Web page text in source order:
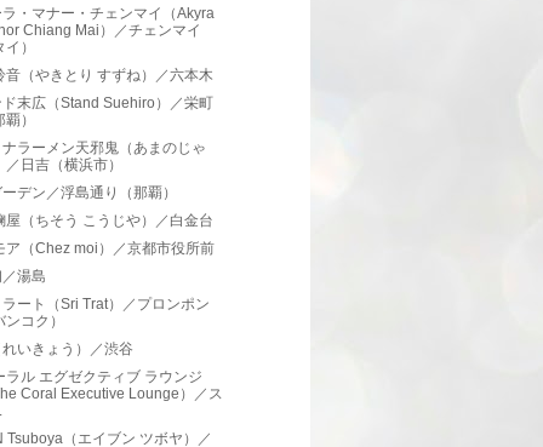
・マナー・チェンマイ（Akyra
Chiang Mai）／チェンマイ
）
音（やきとり すずね）／六本木
末広（Stand Suehiro）／栄町
）
ラーメン天邪鬼（あまのじゃ
／日吉（横浜市）
デン／浮島通り（那覇）
屋（ちそう こうじや）／白金台
ア（Chez moi）／京都市役所前
湯島
ート（Sri Trat）／プロンポン
ンコク）
いきょう）／渋谷
ラル エグゼクティブ ラウンジ
Coral Executive Lounge）／ス
Tsuboya（エイブン ツボヤ）／